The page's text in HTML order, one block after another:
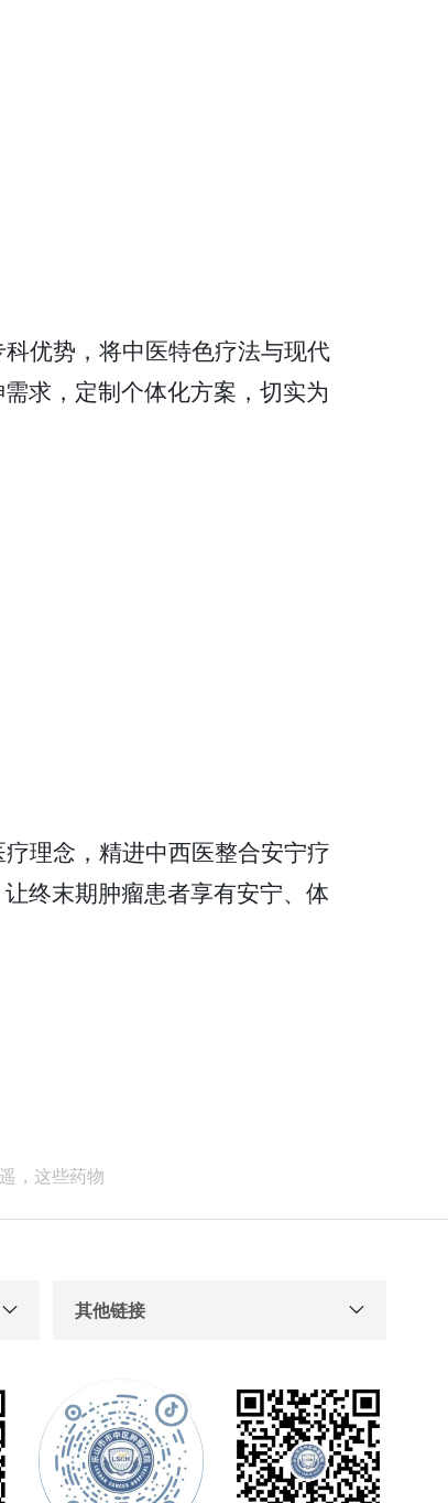
优势，将中医特色疗法与现代
求，定制个体化方案，切实为
理念，精进中西医整合安宁疗
终末期肿瘤患者享有安宁、体
，这些药物
其他链接